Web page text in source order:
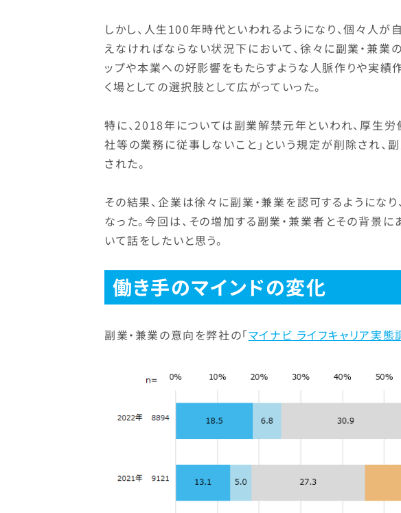
しかし、人生100年時代といわれるようになり、個々人が
えなければならない状況下において、徐々に副業・兼
ップや本業への好影響をもたらすような人脈作りや実績
く場としての選択肢として広がっていった。
特に、2018年については副業解禁元年といわれ、厚生労
社等の業務に従事しないこと」という規定が削除され、
された。
その結果、企業は徐々に副業・兼業を認可するようにな
なった。今回は、その増加する副業・兼業者とその背景
いて話をしたいと思う。
働き手のマインドの変化
副業・兼業の意向を弊社の「マイナビ ライフキャリア実